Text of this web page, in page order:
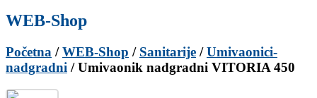
WEB-Shop
Početna /WEB-Shop / Sanitarije /Umivaonici-
nadgradni / Umivaonik nadgradni VITORIA 450